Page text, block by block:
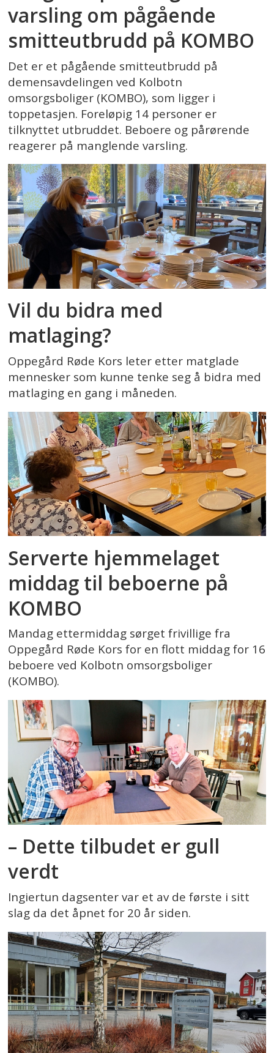
varsling om pågående
smitteutbrudd på KOMBO
Det er et pågående smitteutbrudd på
demensavdelingen ved Kolbotn
omsorgsboliger (KOMBO), som ligger i
toppetasjen. Foreløpig 14 personer er
tilknyttet utbruddet. Beboere og pårørende
reagerer på manglende varsling.
Vil du bidra med
matlaging?
Oppegård Røde Kors leter etter matglade
mennesker som kunne tenke seg å bidra med
matlaging en gang i måneden.
Serverte hjemmelaget
middag til beboerne på
KOMBO
Mandag ettermiddag sørget frivillige fra
Oppegård Røde Kors for en flott middag for 16
beboere ved Kolbotn omsorgsboliger
(KOMBO).
– Dette tilbudet er gull
verdt
Ingiertun dagsenter var et av de første i sitt
slag da det åpnet for 20 år siden.